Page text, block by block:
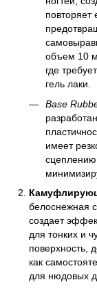
повторяет
объем 10
где
гель лаки.
Base
имеет
белоснежная
создает
для тонких и
поверхность,
как
для нюдовых